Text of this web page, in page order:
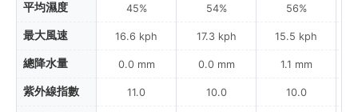
平均濕度
最大風速
總降水量
紫外線指數
45%
16.6 kph
0.0 mm
11.0
54%
17.3 kph
0.0 mm
10.0
56%
15.5 kph
1.1 mm
10.0